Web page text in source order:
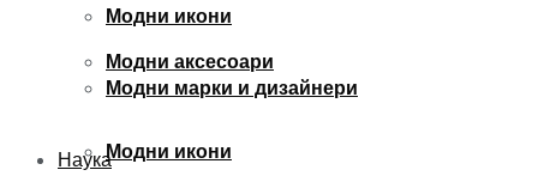
Модни аксесоари
Модни икони
Модни икони
Модни марки и дизайнери
Наука